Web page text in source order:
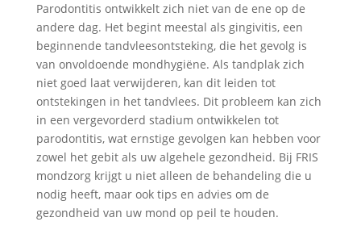
Parodontitis ontwikkelt zich niet van de ene op de
andere dag. Het begint meestal als gingivitis, een
beginnende tandvleesontsteking, die het gevolg is
van onvoldoende mondhygiëne. Als tandplak zich
niet goed laat verwijderen, kan dit leiden tot
ontstekingen in het tandvlees. Dit probleem kan zich
in een vergevorderd stadium ontwikkelen tot
parodontitis, wat ernstige gevolgen kan hebben voor
zowel het gebit als uw algehele gezondheid. Bij FRIS
mondzorg krijgt u niet alleen de behandeling die u
nodig heeft, maar ook tips en advies om de
gezondheid van uw mond op peil te houden.